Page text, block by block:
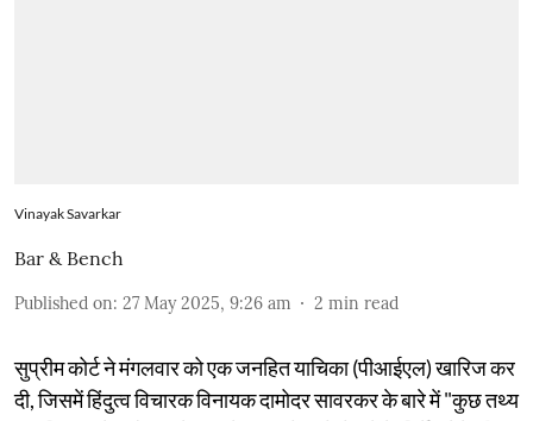
Vinayak Savarkar
Bar & Bench
Published on: 27 May 2025, 9:26 am 2 min read
सुप्रीम कोर्ट ने मंगलवार को एक जनहित याचिका (पीआईएल) खारिज कर
दी, जिसमें हिंदुत्व विचारक विनायक दामोदर सावरकर के बारे में "कुछ तथ्य